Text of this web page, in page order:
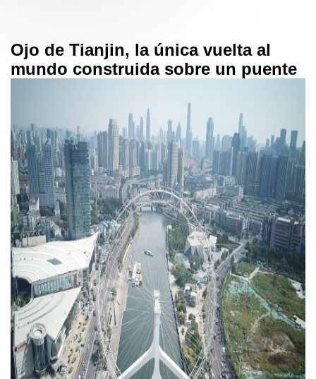
Ojo de Tianjin, la única vuelta al
mundo construida sobre un puente